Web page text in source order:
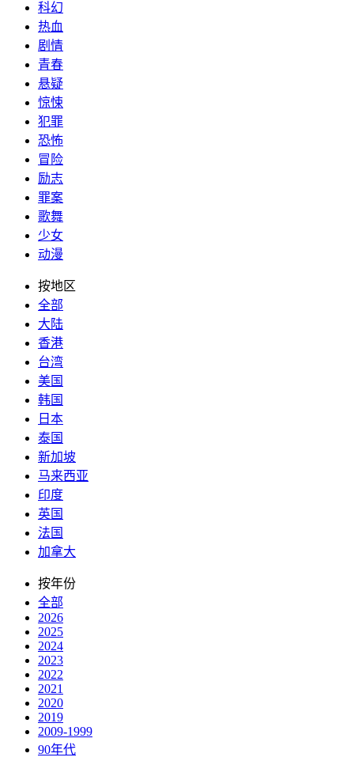
科幻
热血
剧情
青春
悬疑
惊悚
犯罪
恐怖
冒险
励志
罪案
歌舞
少女
动漫
按地区
全部
大陆
香港
台湾
美国
韩国
日本
泰国
新加坡
马来西亚
印度
英国
法国
加拿大
按年份
全部
2026
2025
2024
2023
2022
2021
2020
2019
2009-1999
90年代